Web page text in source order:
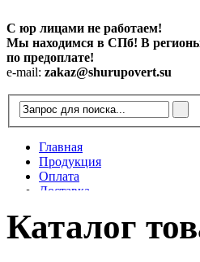
С юр лицами не работаем!
Мы находимся в СПб! В
по предоплате!
e-mail: zakaz@shurupovert.su
Главная
Продукция
Оплата
Доставка
Статьи
Каталог